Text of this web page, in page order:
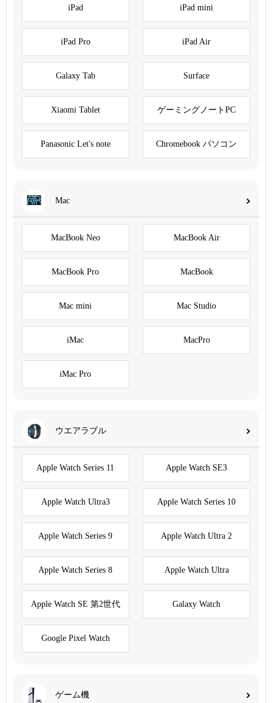
iPad iPad mini
iPad Pro iPad Air
Galaxy Tab Surface
Xiaomi Tablet ゲーミングノートPC
Panasonic Let's note Chromebook パソコン
Mac
MacBook Neo MacBook Air
MacBook Pro MacBook
Mac mini Mac Studio
iMac MacPro
iMac Pro
ウエアラブル
Apple Watch Series 11 Apple Watch SE3
Apple Watch Ultra3 Apple Watch Series 10
Apple Watch Series 9 Apple Watch Ultra 2
Apple Watch Series 8 Apple Watch Ultra
Apple Watch SE 第2世代 Galaxy Watch
Google Pixel Watch
ゲーム機